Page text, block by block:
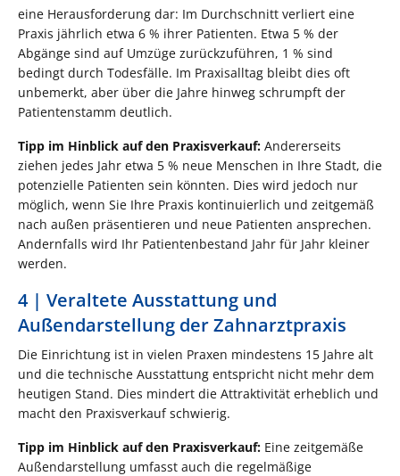
eine Herausforderung dar: Im Durchschnitt verliert eine
Praxis jährlich etwa 6 % ihrer Patienten. Etwa 5 % der
Abgänge sind auf Umzüge zurückzuführen, 1 % sind
bedingt durch Todesfälle. Im Praxisalltag bleibt dies oft
unbemerkt, aber über die Jahre hinweg schrumpft der
Patientenstamm deutlich.
Tipp im Hinblick auf den Praxisverkauf: Andererseits
ziehen jedes Jahr etwa 5 % neue Menschen in Ihre Stadt, die
potenzielle Patienten sein könnten. Dies wird jedoch nur
möglich, wenn Sie Ihre Praxis kontinuierlich und zeitgemäß
nach außen präsentieren und neue Patienten ansprechen.
Andernfalls wird Ihr Patientenbestand Jahr für Jahr kleiner
werden.
4 | Veraltete Ausstattung und
Außendarstellung der Zahnarztpraxis
Die Einrichtung ist in vielen Praxen mindestens 15 Jahre alt
und die technische Ausstattung entspricht nicht mehr dem
heutigen Stand. Dies mindert die Attraktivität erheblich und
macht den Praxisverkauf schwierig.
Tipp im Hinblick auf den Praxisverkauf: Eine zeitgemäße
Außendarstellung umfasst auch die regelmäßige